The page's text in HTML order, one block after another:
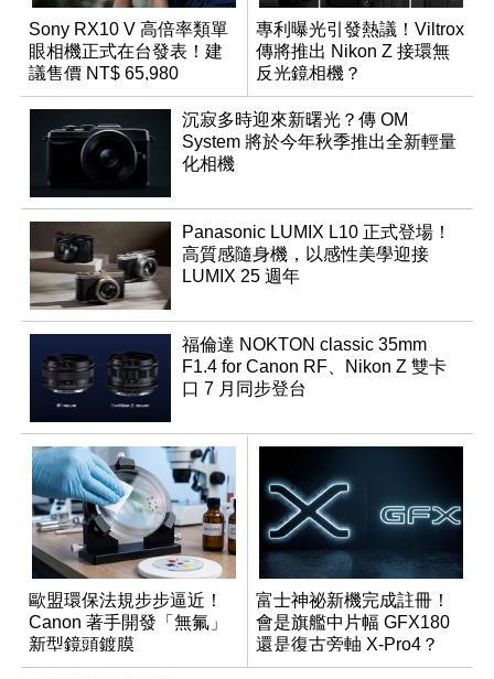
Sony RX10 V 高倍率類單
眼相機正式在台發表！建
議售價 NT$ 65,980
專利曝光引發熱議！Viltrox
傳將推出 Nikon Z 接環無
反光鏡相機？
沉寂多時迎來新曙光？傳 OM
System 將於今年秋季推出全新輕量
化相機
Panasonic LUMIX L10 正式登場！
高質感隨身機，以感性美學迎接
LUMIX 25 週年
福倫達 NOKTON classic 35mm
F1.4 for Canon RF、Nikon Z 雙卡
口 7 月同步登台
歐盟環保法規步步逼近！
Canon 著手開發「無氟」
新型鏡頭鍍膜
富士神祕新機完成註冊！
會是旗艦中片幅 GFX180
還是復古旁軸 X-Pro4？